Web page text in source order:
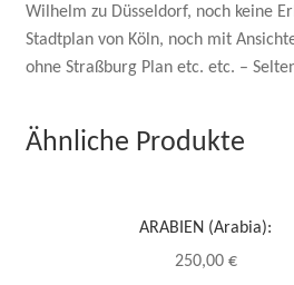
Wilhelm zu Düsseldorf, noch keine
Stadtplan von Köln, noch mit
ohne Straßburg Plan etc. etc. –
Ähnliche Produkte
ARABIEN (Arabia):
250,00 €